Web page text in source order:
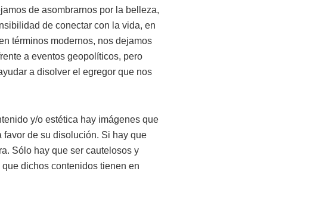
de asombrarnos por la belleza,
de conectar con la vida, en
términos modernos, nos dejamos
a eventos geopolíticos, pero
a disolver el egregor que nos
y/o estética hay imágenes que
favor de su disolución. Si hay que
Sólo hay que ser cautelosos y
dichos contenidos tienen en